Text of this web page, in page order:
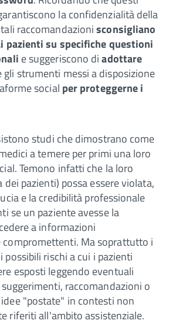
la confidenzialità della
raccomandazionisconsigliano
pazienti su specifiche questioni
e suggeriscono diadottare
strumenti messi a disposizione
social per proteggerne i
studi che dimostrano come
a temere per primi una loro
Temono infatti che la loro
dei pazienti) possa essere violata,
e la credibilità professionale
se un paziente avesse la
a informazioni
Ma soprattutto i
rischi a cui i pazienti
esposti leggendo eventuali
raccomandazioni o
"postate" in contesti non
riferiti all'ambito assistenziale.